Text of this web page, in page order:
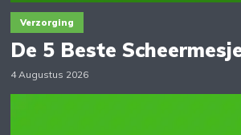
Verzorging
De 5 Beste
4 Augustus 2026